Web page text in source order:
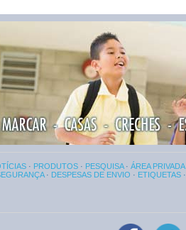
· PRODUTOS · PESQUISA· ÁREA PRIVADA
· DESPESAS DE ENVIO · ETIQUETAS ·